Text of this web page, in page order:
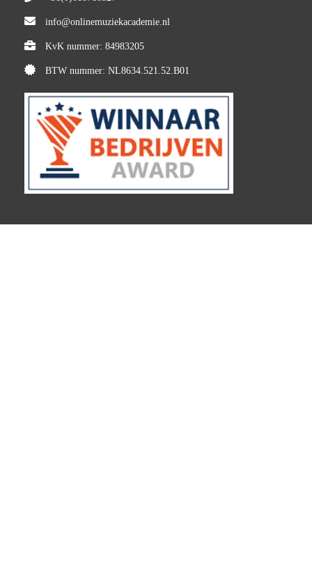
info@onlinemuziekacademie.nl
KvK nummer: 84983205
BTW nummer: NL8634.521.52.B01